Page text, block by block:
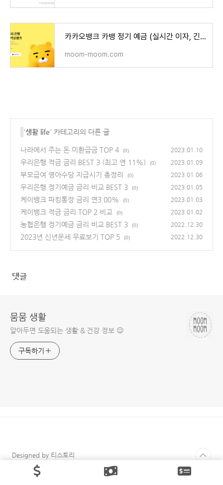
카카오뱅크 카뱅 정기 예금 (실시간 이자, 긴급출금 가능)
moom-moom.com
'생활 life' 카테고리의 다른 글
나라에서 주는 돈 미환급금 TOP 4 (0) 2023.01.10
우리은행 적금 금리 BEST 3 (최고 연 11%) (0) 2023.01.09
부모급여 영아수당 지급시기 총정리 (0) 2023.01.06
우리은행 정기예금 금리 비교 BEST 3 (0) 2023.01.05
케이뱅크 파킹통장 금리 연3.00% (0) 2023.01.03
케이뱅크 적금 금리 TOP 2 비교 (0) 2023.01.02
농협은행 정기예금 금리 비교 BEST 3 (0) 2022.12.30
2023년 신년운세 무료보기 TOP 5 (0) 2022.12.30
댓글
뭄뭄 생활
알아두면 도움되는 생활 & 건강 정보 😉
구독하기
Designed by 티스토리
© Daum Corp.